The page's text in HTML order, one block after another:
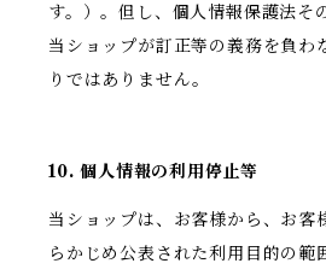
す。）。但し、個人情報保護法そ
当ショップが訂正等の義務を負わ
りではありません。
10. 個人情報の利用停止等
当ショップは、お客様から、お客
らかじめ公表された利用目的の範